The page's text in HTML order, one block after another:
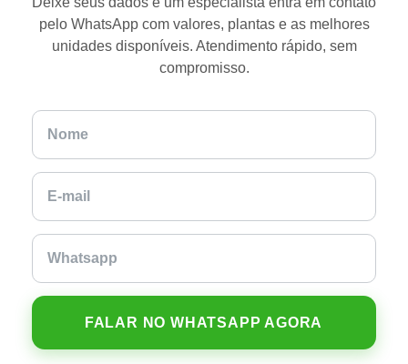
pelo WhatsApp com valores, plantas e as melhores
unidades disponíveis. Atendimento rápido, sem
compromisso.
FALAR NO WHATSAPP AGORA